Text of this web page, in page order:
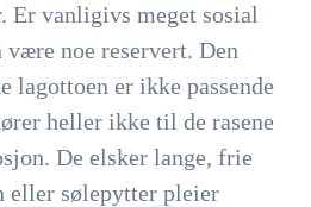
Er vanligivs meget sosial
være noe reservert. Den
lagottoen er ikke passende
heller ikke til de rasene
De elsker lange, frie
eller sølepytter pleier